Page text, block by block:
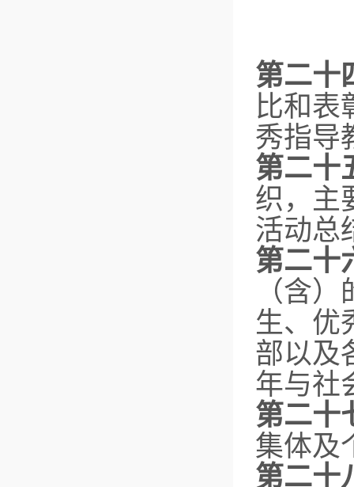
第二十
比和表
秀指导
第二十
织，主
活动总
第二十
（含
生、优
部以及
年与社
第二十
集体及
第二十